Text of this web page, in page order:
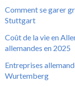
Comment se garer
Stuttgart
Coût de la vie en
allemandes en 2025
Entreprises
Wurtemberg